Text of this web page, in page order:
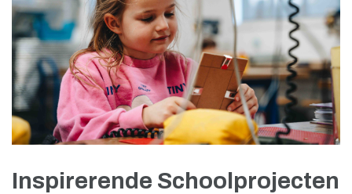
Inspirerende Schoolprojecten